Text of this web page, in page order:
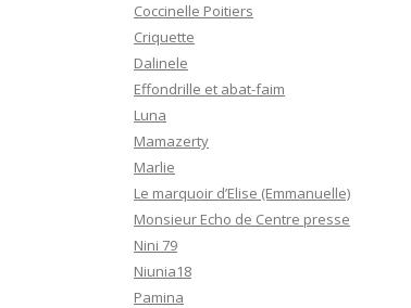
Coccinelle Poitiers
Criquette
Dalinele
Effondrille et abat-faim
Luna
Mamazerty
Marlie
Le marquoir d’Elise (Emmanuelle)
Monsieur Echo de Centre presse
Nini 79
Niunia18
Pamina